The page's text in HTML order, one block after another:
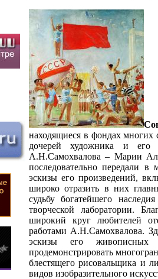
находящиеся в фондах
дочерей художника и его
А.Н.Самохвалова – Марии
последовательно передали
эскизы его произведений,
широко отразить в них
судьбу богатейшего
творческой лаборатории.
широкий круг любителей
работами А.Н.Самохвалова.
эскизы его живописных
продемонстрировать
блестящего рисовальщика и
видов изобразительного